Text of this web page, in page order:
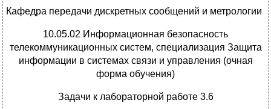
Кафедра передачи дискретных сообщений и метрологии
10.05.02 Информационная безопасность
телекоммуникационных систем, специализация Защита
информации в системах связи и управления (очная
форма обучения)
Задачи к лабораторной работе 3.6